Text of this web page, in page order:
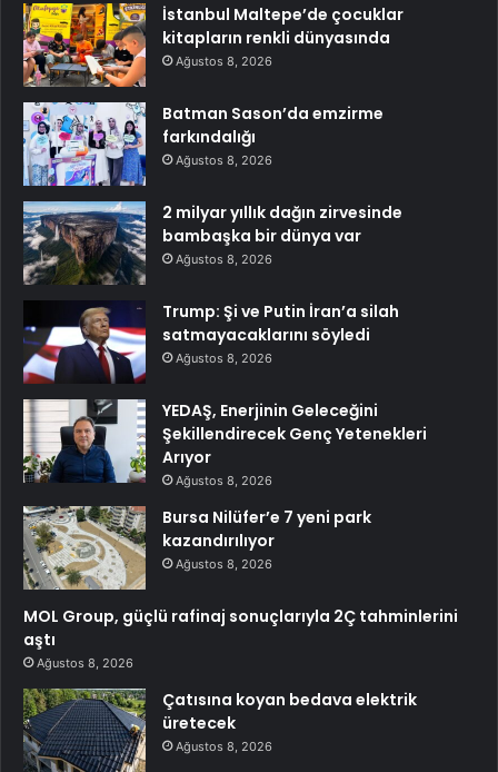
İstanbul Maltepe’de çocuklar
kitapların renkli dünyasında
Ağustos 8, 2026
Batman Sason’da emzirme
farkındalığı
Ağustos 8, 2026
2 milyar yıllık dağın zirvesinde
bambaşka bir dünya var
Ağustos 8, 2026
Trump: Şi ve Putin İran’a silah
satmayacaklarını söyledi
Ağustos 8, 2026
YEDAŞ, Enerjinin Geleceğini
Şekillendirecek Genç Yetenekleri
Arıyor
Ağustos 8, 2026
Bursa Nilüfer’e 7 yeni park
kazandırılıyor
Ağustos 8, 2026
MOL Group, güçlü rafinaj sonuçlarıyla 2Ç tahminlerini
aştı
Ağustos 8, 2026
Çatısına koyan bedava elektrik
üretecek
Ağustos 8, 2026